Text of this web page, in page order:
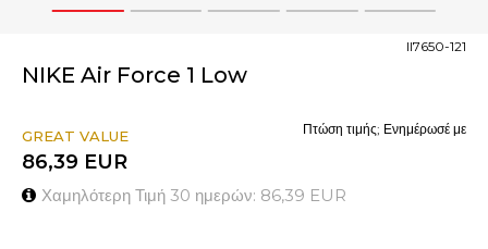
1 2 3 4 5
NIKE Air Force 1 Low
II7650-121
GREAT VALUE
86,39 EUR
Χαμηλότερη Τιμή 30 ημερών: 86,39 EUR
Πτώση τιμής; Ενημέρωσέ με